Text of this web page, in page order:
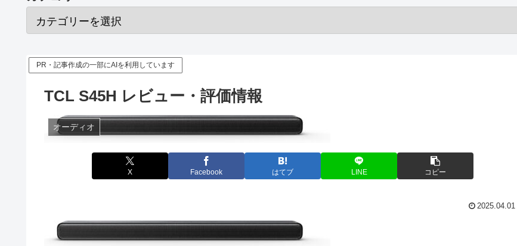
PR・記事作成の一部にAIを利用しています
TCL S45H レビュー・評価情報
オーディオ
X Facebook はてブ LINE コピー
2025.04.01